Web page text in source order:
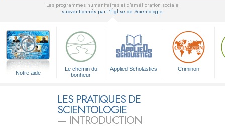
Les programmes humanitaires et d’amélioration sociale
subventionnés par l’Église de Scientologie
Notre aide
Le chemin du
bonheur
Applied Scholastics Criminon
LES PRATIQUES DE
SCIENTOLOGIE
— INTRODUCTION